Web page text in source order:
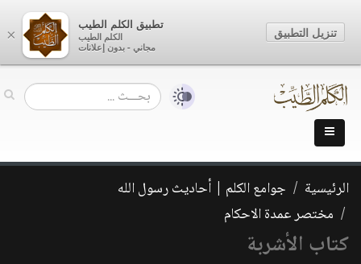
الرئيسية
جوامع الكلم | أحاديث رسول الله
مختصر عمدة الاحكام
كتاب الأشربة
×
تطبيق الكلم الطيب
الكلم الطيب
مجاني - بدون إعلانات
تنزيل التطبيق